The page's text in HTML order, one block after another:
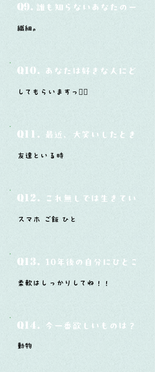
Q9. 誰も知らないあなたの一面は
繊細。
Q10. あなたは好きな人にどう
してもらいますっ❤️‍🔥
Q11. 最近、大笑いしたときはど
友達といる時
Q12. これ無しでは生きていけ
スマホ ご飯 ひと
Q13. 10年後の自分にひとこと
柔軟はしっかりしてね！！
Q14. 今一番欲しいものは？
動物